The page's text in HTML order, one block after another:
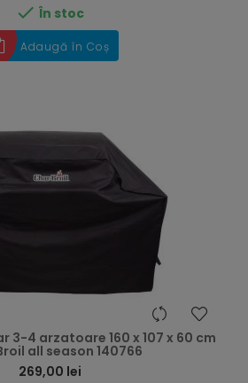
 În stoc
Adaugă în Coș
3-4 arzatoare 160 x 107 x 60 cm
all season 140766
269,00 lei